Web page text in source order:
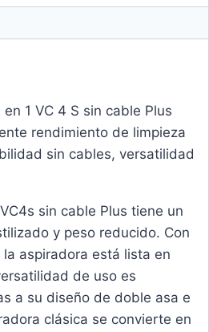
1 VC 4 S sin cable Plus
rendimiento de limpieza
sin cables, versatilidad
sin cable Plus tiene un
y peso reducido. Con
aspiradora está lista en
de uso es
a su diseño de doble asa e
clásica se convierte en